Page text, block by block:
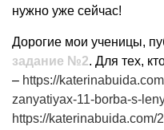
нужно уже сейчас!
Дорогие мои ученицы,
задание №2. Для тех,
– https://
zanyatiyax-11-borba-s-
https://katerinabuida.com/